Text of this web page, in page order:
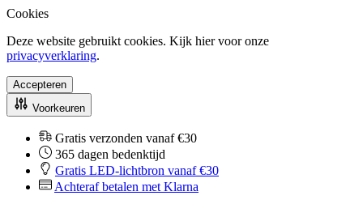
Cookies
Deze website gebruikt cookies. Kijk hier voor onze
privacyverklaring.
Accepteren
Voorkeuren
Gratis verzonden vanaf €30
365 dagen bedenktijd
Gratis LED-lichtbron vanaf €30
Achteraf betalen met Klarna